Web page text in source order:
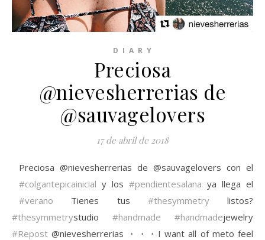
D I A R Y
️Preciosa
@nievesherrerias de
@sauvagelovers
17 de abril de 2018
Preciosa @nievesherrerias de @sauvagelovers con el
#colgantepicainicial y los #pendientesalana ya llega el
#verano Tienes tus #thesymmetrylistos?
#thesymmetrystudio #handmade #handmadejewelry
#Repost @nievesherrerias ・・・I want all of meto feel